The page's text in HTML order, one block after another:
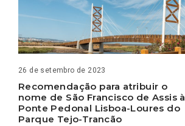
26 de setembro de 2023
Recomendação para atribuir o
nome de São Francisco de Assis à
Ponte Pedonal Lisboa-Loures do
Parque Tejo-Trancão